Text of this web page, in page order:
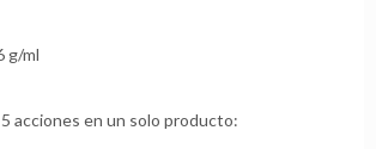
g/ml
acciones en un solo producto: